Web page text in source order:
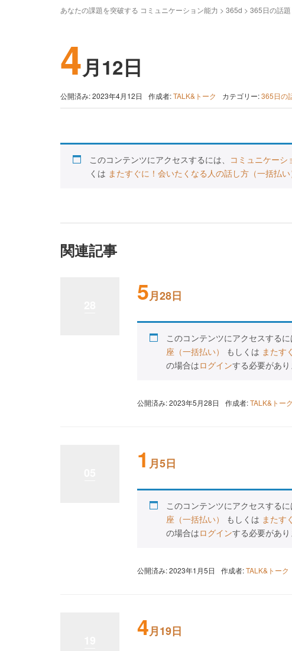
あなたの課題を突破する コミュニケーション能力 > 365d > 365日の話題
4月12日
公開済み: 2023年4月12日 作成者:TALK&トーク カテゴリー:365日の
このコンテンツにアクセスするには、 コミュニケーシ
くは またすぐに！会いたくなる人の話し方（一括払い
関連記事
5月28日
このコンテンツにアクセスするに
座（一括払い）
もしくは またす
の場合はログインする必要があり
公開済み: 2023年5月28日 作成者:TALK&トーク
1 月5日
このコンテンツにアクセスするに
座（一括払い）
もしくは またす
の場合はログインする必要があり
公開済み: 2023年1月5日 作成者:TALK&トーク
4月19日